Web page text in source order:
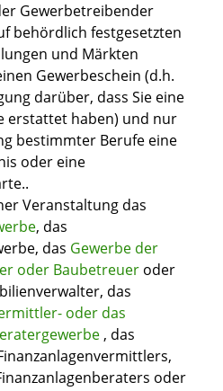
Gewerbetreibender
behördlich festgesetzten
und Märkten
Gewerbeschein (d.h.
darüber, dass Sie eine
erstattet haben) und nur
bestimmter Berufe eine
oder eine
Veranstaltung das
, das
das Gewerbe der
oder Baubetreuer oder
das
oder das
, das
oder